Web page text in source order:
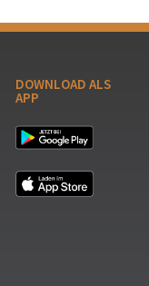
DOWNLOAD ALS
APP